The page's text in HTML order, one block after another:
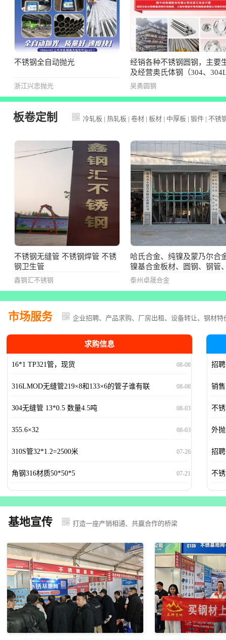
不锈钢全自动抛光
浙江兴忠抛光
经销各种不锈钢圆钢，主要
及经营奥氏体钢（304、
316L、321、347、310S、
12Cr13、20Cr13、30Cr13、
2507)、沉淀硬化型630（17-
吴勇圆钢
板卷定制 冷轧板 | 热轧板 | 卷材 | 板材 | 中厚板 | 锻件 | 不锈
不锈钢无缝管 不锈钢焊管 不锈
钢卫生管
鑫钢汇不锈钢
哈氏合金、纯镍及蒙乃尔合
镍基合金板材、圆钢、钢管
件、锻件、法兰、标准件、
泰州卓晟合金
市场服务 企业招聘、产品求购、厂房出租、设备转让、钢材特
求购信息
16*1 TP321管，现货 08-08
316LMOD无缝管219×8和133×6的管子谁有联
08-08
304无缝管 13*0.5 数量4.5吨 08-03
355.6×32 08-03
310S管32*1.2=2500米 07-26
角钢316材质50*50*5 07-21
招
销
不
外
招
不
基地宣传 打造一座产销相通、共赢合作的桥梁